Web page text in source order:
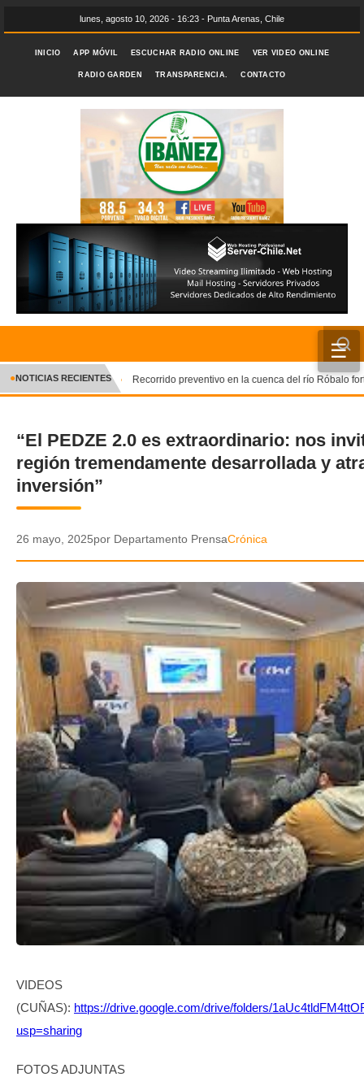
lunes, agosto 10, 2026 - 16:23 - Punta Arenas, Chile
INICIO APP MÓVIL ESCUCHAR RADIO ONLINE VER VIDEO ONLINE
RADIO GARDEN TRANSPARENCIA. CONTACTO
☰
INICIO
CRÓNICA
DEPORTES
ENTRETENIMIENTO Y CULTURA
AUDIOS
VIDEOS
GALERIA DE FOTOS
APP MÓVIL
TRANSPARENCIA
✕
●NOTICIAS RECIENTES Recorrido preventivo en la cuenca del río Róbalo
“El PEDZE 2.0 es extraordinario: nos
región tremendamente desarrollada y
inversión”
26 mayo, 2025por Departamento PrensaCrónica
VIDEOS
(CUÑAS): https://drive.google.com/drive/folders/
usp=sharing
FOTOS ADJUNTAS